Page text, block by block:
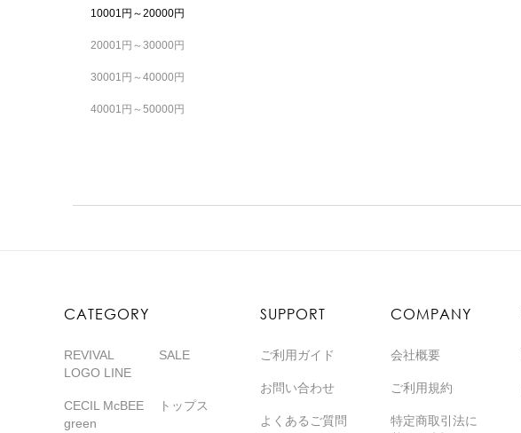
10001円～20000円
20001円～30000円
30001円～40000円
40001円～50000円
CATEGORY
REVIVAL
LOGO LINE
SALE
CECIL McBEE
green
トップス
SUPPORT
ご利用ガイド
お問い合わせ
よくあるご質問
COMPANY
会社概要
ご利用規約
特定商取引法に